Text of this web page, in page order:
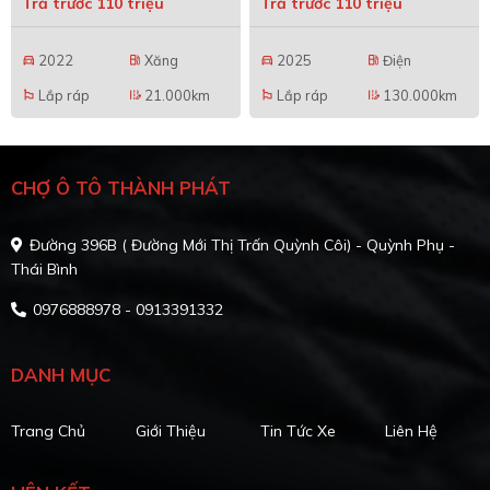
directions_car 2022 local_gas_station Xăng
emoji_flags Lắp ráp edit_road 21.000km
directions_car 2025 local_gas_station Điện
emoji_flags Lắp ráp edit_road 130.000km
CHỢ Ô TÔ THÀNH PHÁT
Đường 396B ( Đường Mới Thị Trấn Quỳnh Côi) - Quỳnh Phụ -
Thái Bình
0976888978 - 0913391332
DANH MỤC
Trang Chủ Giới Thiệu Tin Tức Xe Liên Hệ